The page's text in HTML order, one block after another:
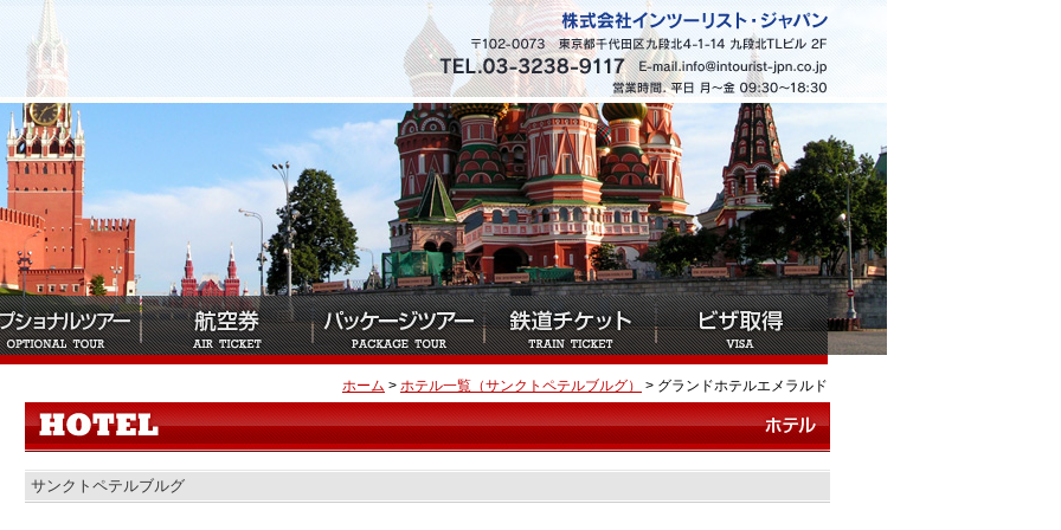
ホーム > ホテル一覧（サンクトペテルブルグ） > グランドホテルエメラルド
サンクトペテルブルグ